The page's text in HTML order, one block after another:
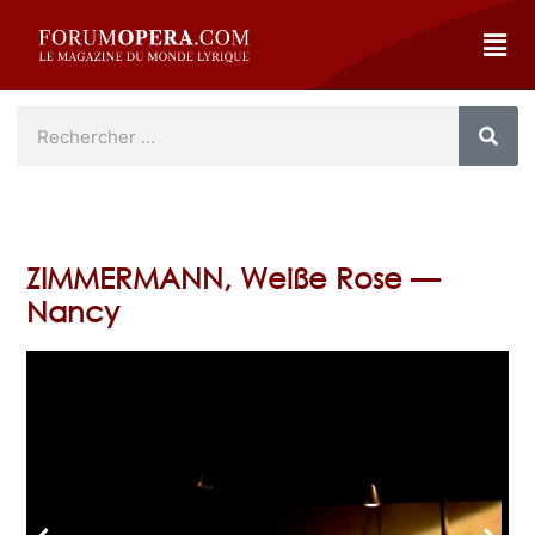
ZIMMERMANN, Weiße Rose —
Nancy